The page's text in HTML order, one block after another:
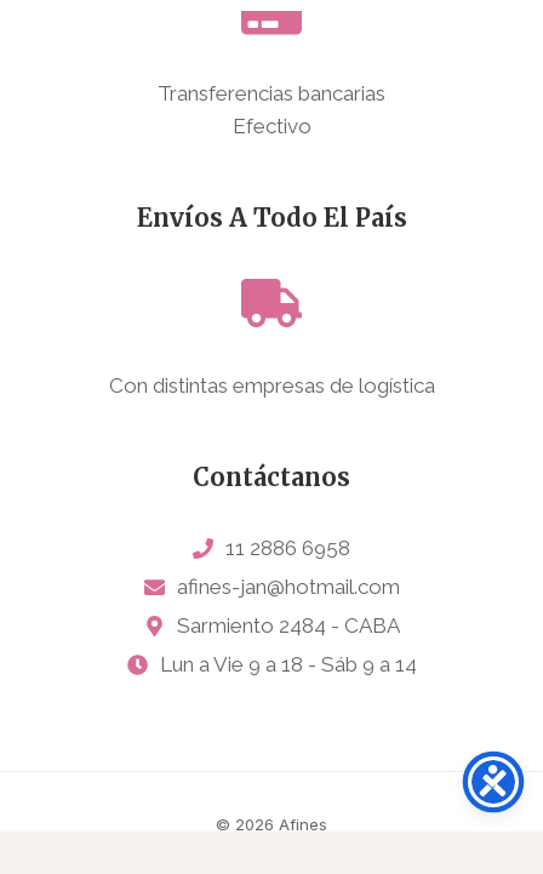
Transferencias bancarias
Efectivo
Envíos A Todo El País
Con distintas empresas de logística
Contáctanos
11 2886 6958
afines-jan@hotmail.com
Sarmiento 2484 - CABA
Lun a Vie 9 a 18 - Sáb 9 a 14
© 2026 Afines